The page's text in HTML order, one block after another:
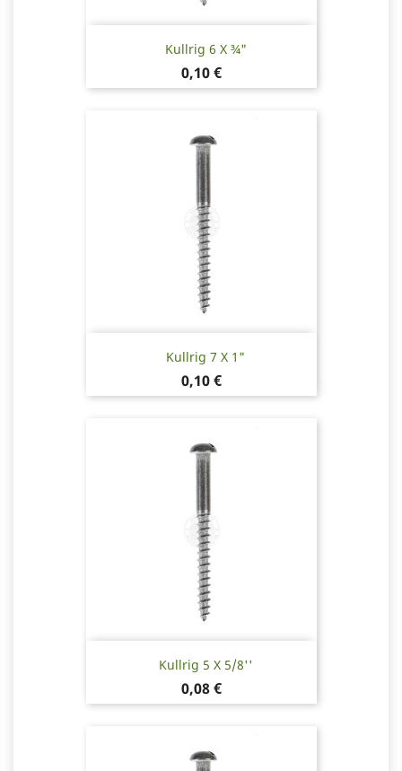
Kullrig 6 X ¾"
Pris
0,10 €
Kullrig 7 X 1"
Pris
0,10 €
Kullrig 5 X 5/8''
Pris
0,08 €